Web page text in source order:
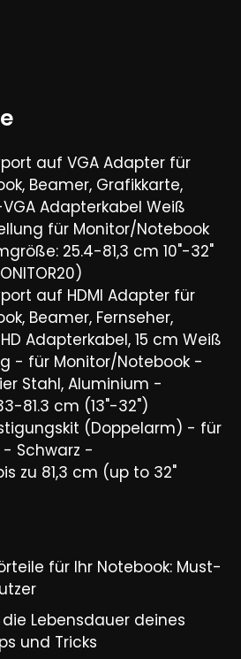
auf VGA Adapter für
Beamer, Grafikkarte,
Adapterkabel Weiß
für Monitor/Notebook
25.4-81,3 cm 10"-32"
auf HDMI Adapter für
Beamer, Fernseher,
Adapterkabel, 15 cm Weiß
- für Monitor/Notebook -
Stahl, Aluminium -
81.3 cm (13"-32")
(Doppelarm) - für
Schwarz -
zu 81,3 cm (up to 32"
für Ihr Notebook: Must-
Lebensdauer deines
und Tricks​